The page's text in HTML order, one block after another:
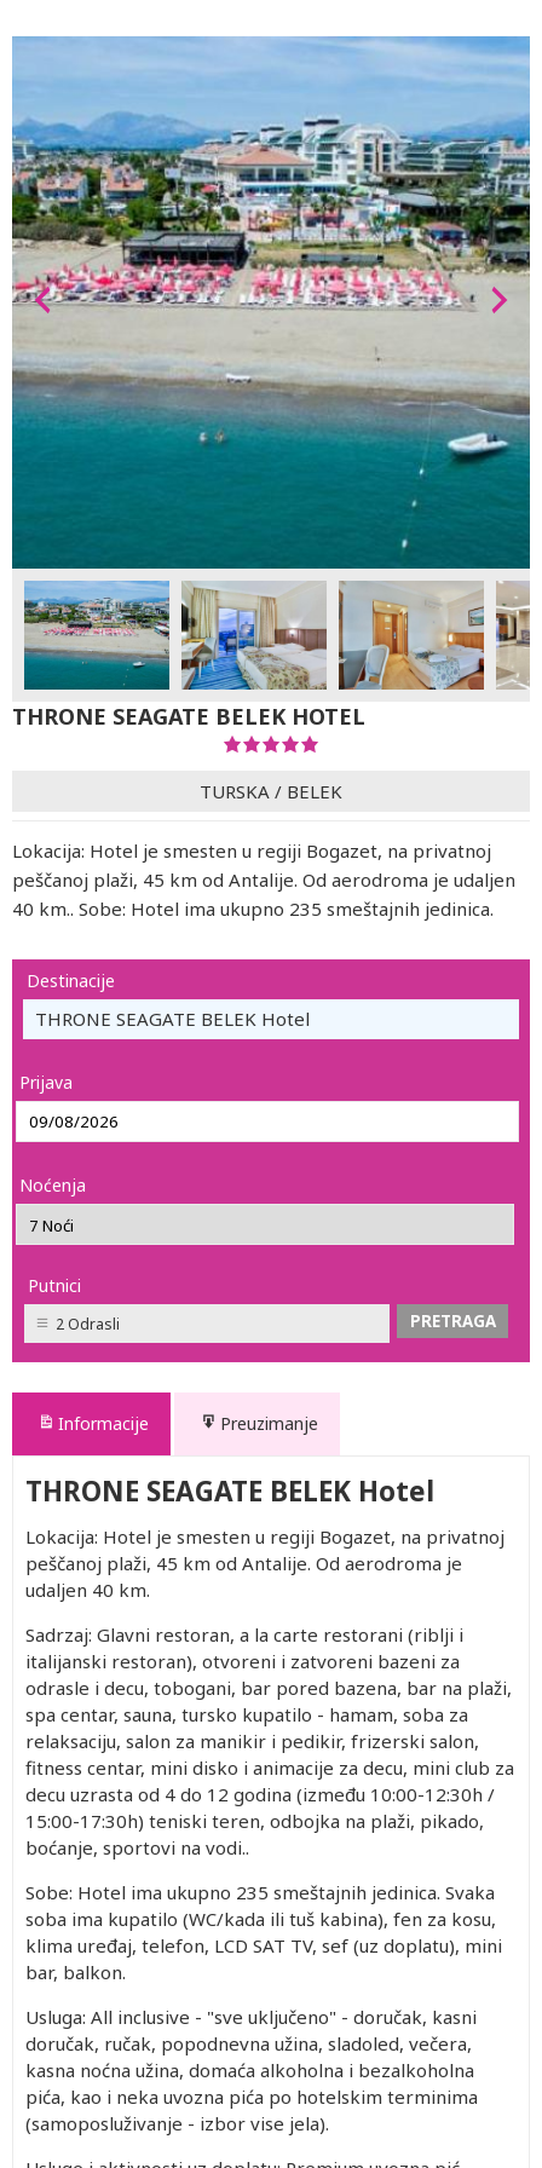
THRONE SEAGATE BELEK HOTEL
TURSKA / BELEK
Lokacija: Hotel je smesten u regiji Bogazet, na privatnoj
peščanoj plaži, 45 km od Antalije. Od aerodroma je udaljen
40 km.. Sobe: Hotel ima ukupno 235 smeštajnih jedinica.
Destinacije
THRONE SEAGATE BELEK Hotel
Prijava
Noćenja
Putnici
2 Odrasli
Informacije Preuzimanje
THRONE SEAGATE BELEK Hotel
Lokacija: Hotel je smesten u regiji Bogazet, na privatnoj
peščanoj plaži, 45 km od Antalije. Od aerodroma je
udaljen 40 km.
Sadrzaj: Glavni restoran, a la carte restorani (riblji i
italijanski restoran), otvoreni i zatvoreni bazeni za
odrasle i decu, tobogani, bar pored bazena, bar na plaži,
spa centar, sauna, tursko kupatilo - hamam, soba za
relaksaciju, salon za manikir i pedikir, frizerski salon,
fitness centar, mini disko i animacije za decu, mini club za
decu uzrasta od 4 do 12 godina (između 10:00-12:30h /
15:00-17:30h) teniski teren, odbojka na plaži, pikado,
boćanje, sportovi na vodi..
Sobe: Hotel ima ukupno 235 smeštajnih jedinica. Svaka
soba ima kupatilo (WC/kada ili tuš kabina), fen za kosu,
klima uređaj, telefon, LCD SAT TV, sef (uz doplatu), mini
bar, balkon.
Usluga: All inclusive - "sve uključeno" - doručak, kasni
doručak, ručak, popodnevna užina, sladoled, večera,
kasna noćna užina, domaća alkoholna i bezalkoholna
pića, kao i neka uvozna pića po hotelskim terminima
(samoposluživanje - izbor vise jela).